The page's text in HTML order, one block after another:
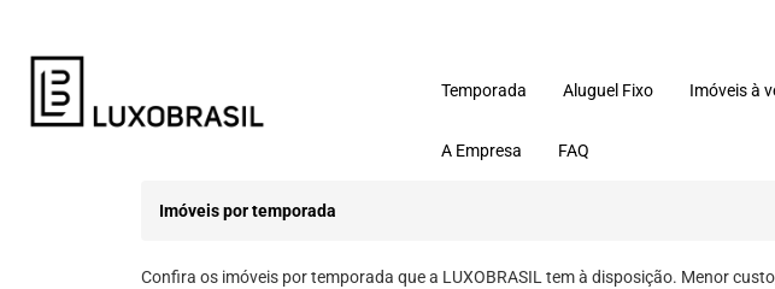
Temporada Aluguel Fixo Imóveis à
A Empresa FAQ
Imóveis por temporada
Confira os imóveis por temporada que a LUXOBRASIL tem à disposição. Menor